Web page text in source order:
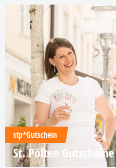
stp*Gutschein
St. Pölten Gutscheine